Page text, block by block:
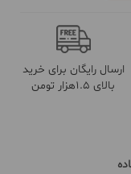
ارسال رایگان برای خرید
بالای 1.5هزار تومن